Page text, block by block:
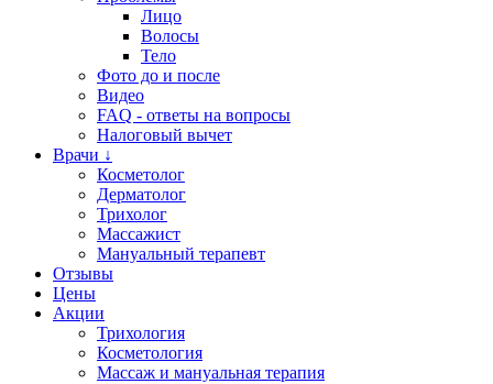
Лицо
Волосы
Тело
Фото до и после
Видео
FAQ - ответы на вопросы
Налоговый вычет
Врачи ↓
Косметолог
Дерматолог
Трихолог
Массажист
Мануальный терапевт
Отзывы
Цены
Акции
Трихология
Косметология
Массаж и мануальная терапия